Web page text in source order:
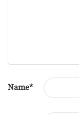
Name*